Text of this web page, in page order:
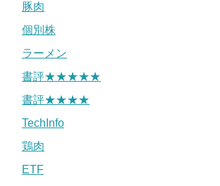
豚肉
個別株
ラーメン
書評★★★★★
書評★★★★
TechInfo
鶏肉
ETF